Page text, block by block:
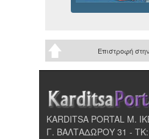
Επιστροφή
KARDITSA PORTAL Μ.
Γ. ΒΑΛΤΑΔΩΡΟΥ 31 - ΤΚ: